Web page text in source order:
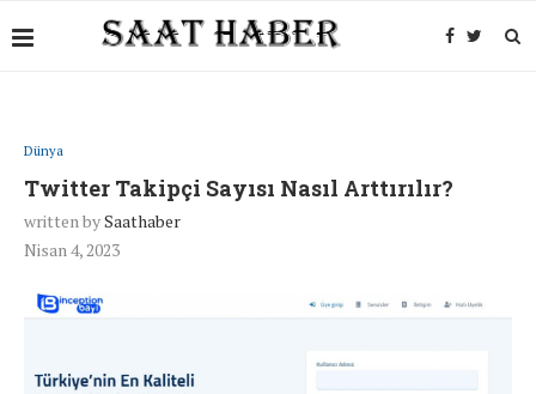
Dünya
Twitter Takipçi Sayısı Nasıl Arttırılır?
written bySaathaber
Nisan 4, 2023